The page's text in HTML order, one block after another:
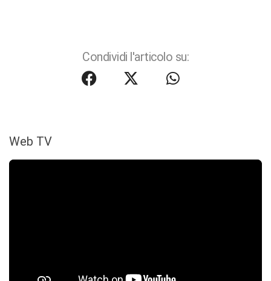
Condividi l'articolo su:
Web TV